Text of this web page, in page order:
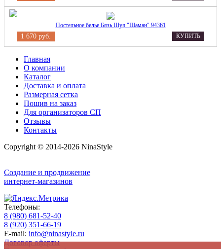
Постельное белье Бязь Шуя "Шаман" 94361
1 670 руб. КУПИТЬ
Главная
О компании
Каталог
Доставка и оплата
Размерная сетка
Пошив на заказ
Для организаторов СП
Отзывы
Контакты
Copyright © 2014-2026 NinaStyle
Создание и продвижение
интернет-магазинов
Телефоны:
8 (980) 681-52-40
8 (920) 351-66-19
E-mail: info@ninastyle.ru
Договор оферты